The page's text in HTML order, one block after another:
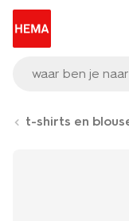
waar ben je
t-shirts en